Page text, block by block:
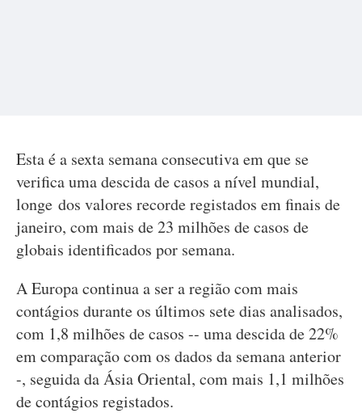
Esta é a sexta semana consecutiva em que se
verifica uma descida de casos a nível mundial,
longe dos valores recorde registados em finais de
janeiro, com mais de 23 milhões de casos de
globais identificados por semana.
A Europa continua a ser a região com mais
contágios durante os últimos sete dias analisados,
com 1,8 milhões de casos -- uma descida de 22%
em comparação com os dados da semana anterior
-, seguida da Ásia Oriental, com mais 1,1 milhões
de contágios registados.